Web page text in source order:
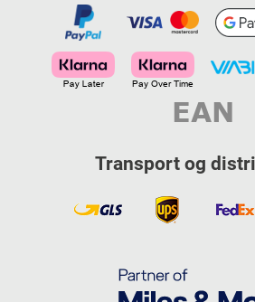
Transport og